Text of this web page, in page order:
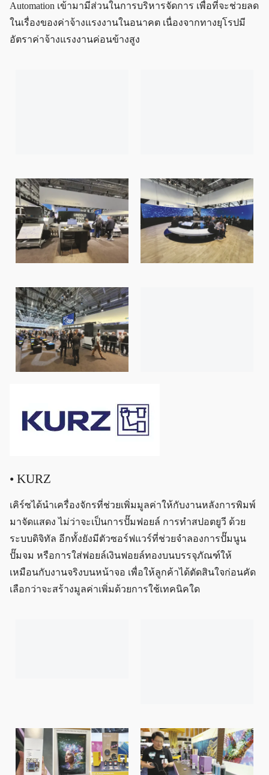
Automation เข้ามามีส่วนในการบริหารจัดการ เพื่อที่จะช่วยลด
ในเรื่องของค่าจ้างแรงงานในอนาคต เนื่องจากทางยุโรปมี
อัตราค่าจ้างแรงงานค่อนข้างสูง
• KURZ
เคิร์ซได้นำเครื่องจักรที่ช่วยเพิ่มมูลค่าให้กับงานหลังการพิมพ์
มาจัดแสดง ไม่ว่าจะเป็นการปั๊มฟอยล์ การทำสปอตยูวี ด้วย
ระบบดิจิทัล อีกทั้งยังมีตัวซอร์ฟแวร์ที่ช่วยจำลองการปั๊มนูน
ปั๊มจม หรือการใส่ฟอยล์เงินฟอยล์ทองบนบรรจุภัณฑ์ให้
เหมือนกับงานจริงบนหน้าจอ เพื่อให้ลูกค้าได้ตัดสินใจก่อนคัด
เลือกว่าจะสร้างมูลค่าเพิ่มด้วยการใช้เทคนิคใด